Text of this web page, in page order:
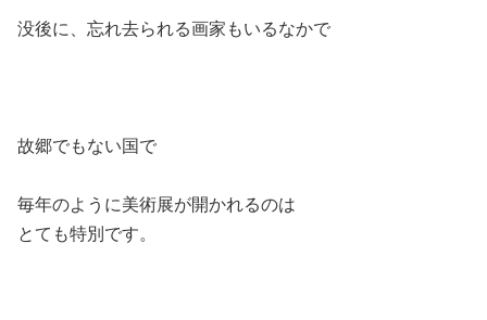
没後に、忘れ去られる画家もいるなかで
故郷でもない国で
毎年のように美術展が開かれるのは
とても特別です。